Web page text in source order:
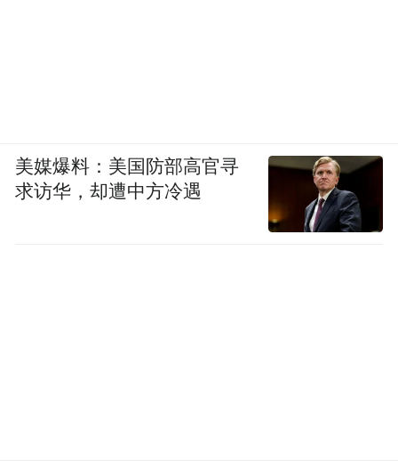
美媒爆料：美国防部高官寻
求访华，却遭中方冷遇